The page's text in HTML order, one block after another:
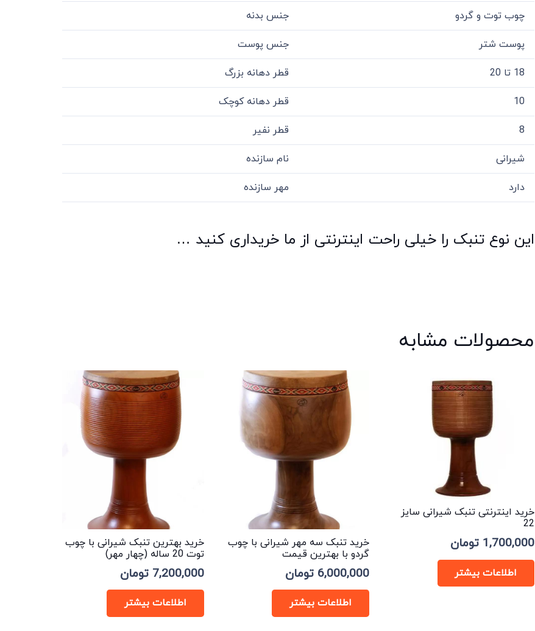
چوب توت و گردو جنس بدنه
پوست شتر جنس پوست
18 تا 20 قطر دهانه بزرگ
10 قطر دهانه کوچک
8 قطر نفیر
شیرانی نام سازنده
دارد مهر سازنده
این نوع تنبک را خیلی راحت اینترنتی از ما خریداری کنید …
محصولات مشابه
خرید اینترنتی تنبک شیرانی سایز
22
1,700,000 تومان
اطلاعات بیشتر
خرید تنبک سه مهر شیرانی با چوب
گردو با بهترین قیمت
6,000,000 تومان
اطلاعات بیشتر
خرید بهترین تنبک شیرانی با چوب
توت 20 ساله (چهار مهر)
7,200,000 تومان
اطلاعات بیشتر